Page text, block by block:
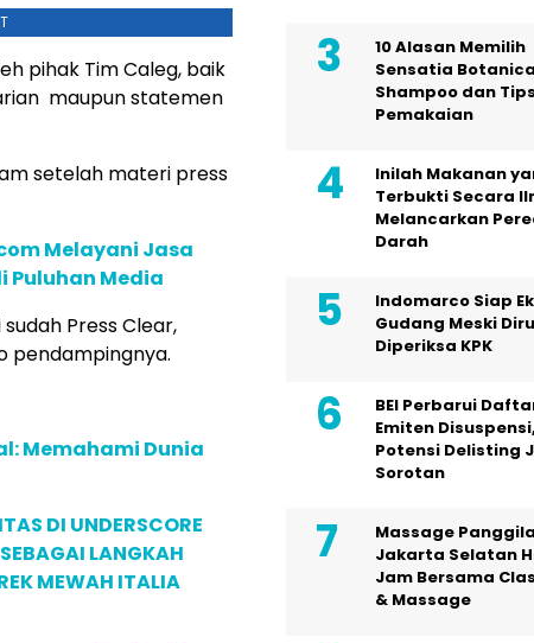
pihak Tim Caleg, baik
maupun statemen
setelah materi press
Melayani Jasa
Puluhan Media
Press Clear,
pendampingnya.
Memahami Dunia
DI UNDERSCORE
LANGKAH
MEWAH ITALIA
10 Alasan Memilih
Sensatia
Shampoo dan Tips
Pemakaian
Inilah Makanan
Terbukti Secara
Melancarkan
Darah
Indomarco Siap
Gudang Meski
Diperiksa KPK
BEI Perbarui
Emiten Disuspensi,
Potensi Delisting
Sorotan
Massage
Jakarta Selatan
Jam Bersama
& Massage